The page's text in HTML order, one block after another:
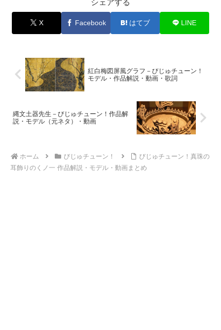
シェアする
X Facebook はてブ LINE
紅白梅図屏風グラフ－びじゅチューン！
モデル・作品解説・動画・歌詞
縄文土器先生－びじゅチューン！作品解
説・モデル（元ネタ）・動画
ホーム びじゅチューン！
びじゅチューン！真珠の
耳飾りのくノ一 作品解説・モデル・動画まとめ